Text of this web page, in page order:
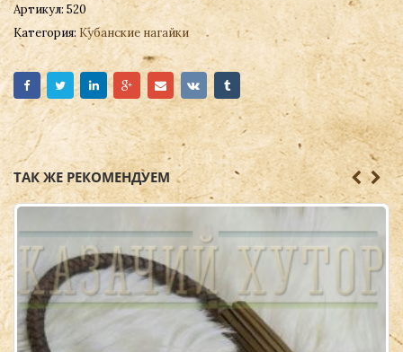
Артикул: 520
Категория: Кубанские нагайки
ТАК ЖЕ РЕКОМЕНДУЕМ